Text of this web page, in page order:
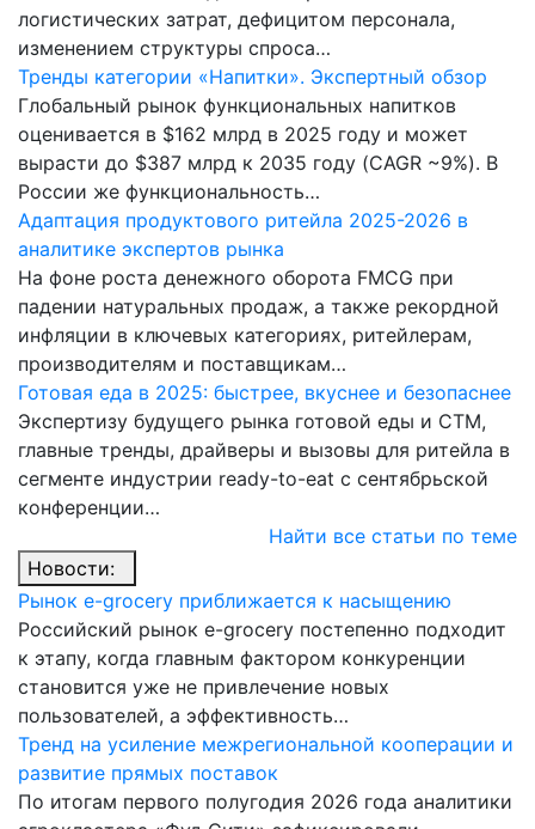
логистических затрат, дефицитом персонала,
изменением структуры спроса…
Тренды категории «Напитки». Экспертный обзор
Глобальный рынок функциональных напитков
оценивается в $162 млрд в 2025 году и может
вырасти до $387 млрд к 2035 году (CAGR ~9%). В
России же функциональность…
Адаптация продуктового ритейла 2025-2026 в
аналитике экспертов рынка
На фоне роста денежного оборота FMCG при
падении натуральных продаж, а также рекордной
инфляции в ключевых категориях, ритейлерам,
производителям и поставщикам…
Готовая еда в 2025: быстрее, вкуснее и безопаснее
Экспертизу будущего рынка готовой еды и СТМ,
главные тренды, драйверы и вызовы для ритейла в
сегменте индустрии ready-to-eat с сентябрьской
конференции…
Найти все статьи по теме
Новости:
Рынок e-grocery приближается к насыщению
Российский рынок e-grocery постепенно подходит
к этапу, когда главным фактором конкуренции
становится уже не привлечение новых
пользователей, а эффективность…
Тренд на усиление межрегиональной кооперации и
развитие прямых поставок
По итогам первого полугодия 2026 года аналитики